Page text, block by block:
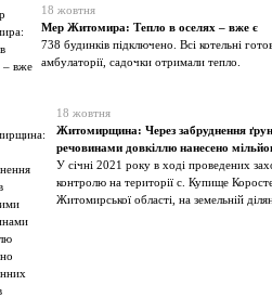
18 жовтня
Мер Житомира: Тепло в оселях – вже є
738 будинків підключено. Всі котельні
амбулаторії, садочки отримали тепло.
18 жовтня
Житомирщина: Через забруднення
речовинами довкіллю нанесено
У січні 2021 року в ході проведених
контролю на території с. Купище
Житомирської області, на земельній